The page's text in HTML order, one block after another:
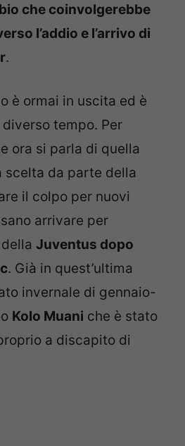
che coinvolgerebbe
l’addio e l’arrivo di
.
è ormai in uscita ed è
tempo. Per
ora si parla di quella
scelta da parte della
il colpo per nuovi
arrivare per
Juventus dopo
. Già in quest’ultima
invernale di gennaio-
Kolo Muani che è stato
a discapito di